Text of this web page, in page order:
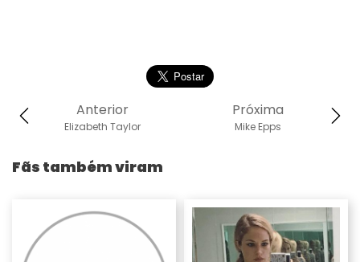
Próxima
Mike Epps
Anterior
Elizabeth Taylor
Fãs também viram